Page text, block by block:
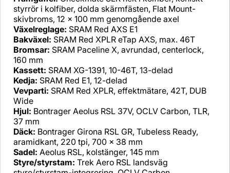
styrrör i kolfiber, dolda skärmfästen, Flat Mount-
skivbroms, 12 x 100 mm genomgående axel
Växelreglage: SRAM Red AXS E1
Bakväxel: SRAM Red XPLR eTap AXS, max. 46T
Bromsar: SRAM Paceline X, avrundad, centerlock,
160 mm
Kassett: SRAM XG-1391, 10-46T, 13-delad
Kedja: SRAM Red E1, 12-delad
Vevparti: SRAM Red XPLR, effektmätare, 42T, DUB
Wide
Hjul: Bontrager Aeolus RSL 37V, OCLV Carbon, TLR,
37 mm
Däck: Bontrager Girona RSL GR, Tubeless Ready,
aramidkant, 220 tpi, 700 x 38 mm
Sadel: Aeolus RSL, kolstänger, 145 mm
Styre/styrstam: Trek Aero RSL landsväg